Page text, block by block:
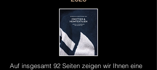
Auf insgesamt 92 Seiten zeigen wir Ihnen eine